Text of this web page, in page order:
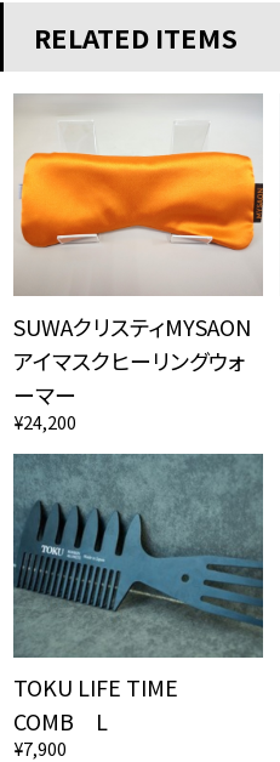
RELATED ITEMS
SUWAクリスティMYSAON
アイマスクヒーリングウォ
ーマー
¥24,200
TOKU LIFE TIME
COMB L
¥7,900